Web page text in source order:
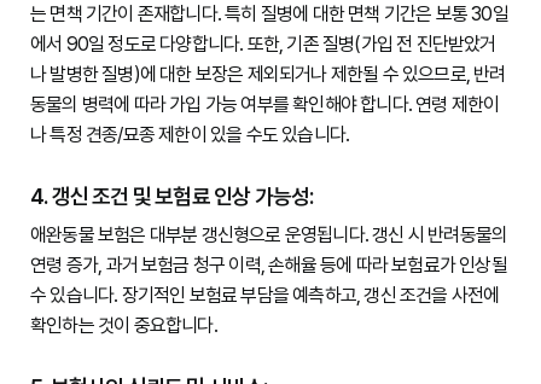
는 면책 기간이 존재합니다. 특히 질병에 대한 면책 기간은 보통 30일
에서 90일 정도로 다양합니다. 또한, 기존 질병(가입 전 진단받았거
나 발병한 질병)에 대한 보장은 제외되거나 제한될 수 있으므로, 반려
동물의 병력에 따라 가입 가능 여부를 확인해야 합니다. 연령 제한이
나 특정 견종/묘종 제한이 있을 수도 있습니다.
4. 갱신 조건 및 보험료 인상 가능성:
애완동물 보험은 대부분 갱신형으로 운영됩니다. 갱신 시 반려동물의
연령 증가, 과거 보험금 청구 이력, 손해율 등에 따라 보험료가 인상될
수 있습니다. 장기적인 보험료 부담을 예측하고, 갱신 조건을 사전에
확인하는 것이 중요합니다.